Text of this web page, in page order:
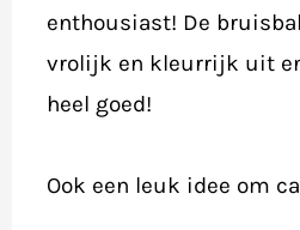
enthousiast! De
vrolijk en kleurrijk uit
heel goed!
Ook een leuk idee om